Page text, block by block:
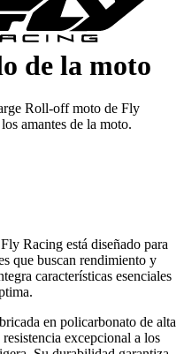
de la moto
Roll-off moto de Fly
amantes de la moto.
Racing está diseñado para
que buscan rendimiento y
características esenciales
en policarbonato de alta
excepcional a los